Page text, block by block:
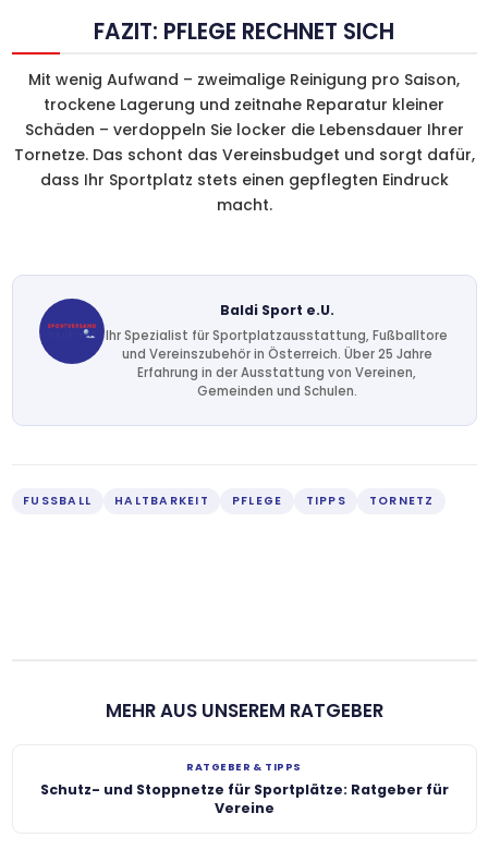
FAZIT: PFLEGE RECHNET SICH
Mit wenig Aufwand – zweimalige Reinigung pro Saison,
trockene Lagerung und zeitnahe Reparatur kleiner
Schäden – verdoppeln Sie locker die Lebensdauer Ihrer
Tornetze. Das schont das Vereinsbudget und sorgt dafür,
dass Ihr Sportplatz stets einen gepflegten Eindruck
macht.
Baldi Sport e.U.
Ihr Spezialist für Sportplatzausstattung, Fußballtore
und Vereinszubehör in Österreich. Über 25 Jahre
Erfahrung in der Ausstattung von Vereinen,
Gemeinden und Schulen.
FUSSBALL HALTBARKEIT PFLEGE TIPPS TORNETZ
MEHR AUS UNSEREM RATGEBER
RATGEBER & TIPPS
Schutz- und Stoppnetze für Sportplätze: Ratgeber für
Vereine